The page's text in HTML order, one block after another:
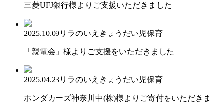
三菱UFJ銀行様よりご支援いただきました
2025.10.09リラのいえ きょうだい児保育
「親電会」様よりご支援をいただきました
2025.04.23リラのいえ きょうだい児保育
ホンダカーズ神奈川中(株)様よりご寄付をいただきま